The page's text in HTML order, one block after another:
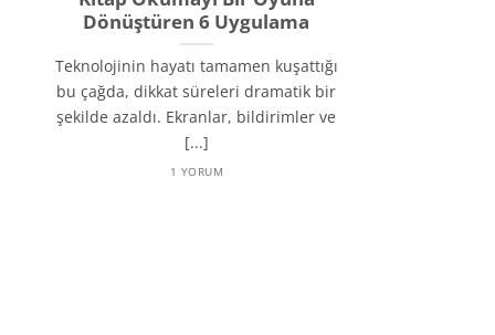
Dönüştüren 6 Uygulama
Teknolojinin hayatı tamamen kuşattığı
bu çağda, dikkat süreleri dramatik bir
şekilde azaldı. Ekranlar, bildirimler ve
[...]
1 YORUM